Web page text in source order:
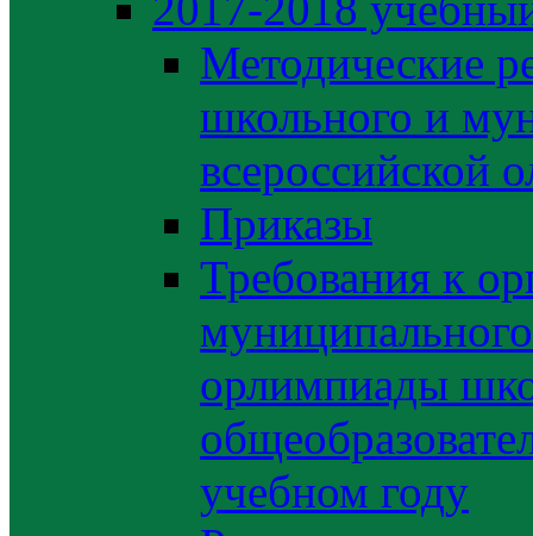
Методические
школьного и
всероссийской
Приказы
Требования к
орлимпиады
учебном году